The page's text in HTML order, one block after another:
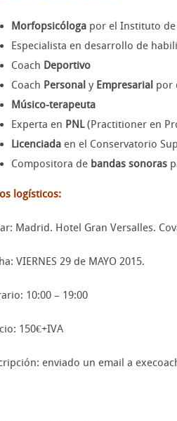
Morfopsicóloga por el Instituto
Especialista en desarrollo de
Coach Deportivo
Coach Personal y Empresarial por
Músico-terapeuta
Experta en PNL(Practitioner en
Licenciada en el Conservatorio
Compositora de bandas sonoras
logísticos:
Madrid. Hotel Gran Versalles.
VIERNES 29 de MAYO 2015.
10:00 – 19:00
150€+IVA
enviado un email a